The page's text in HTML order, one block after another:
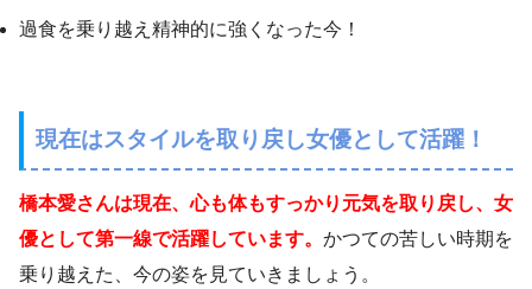
過食を乗り越え精神的に強くなった今！
現在はスタイルを取り戻し女優として活躍！
橋本愛さんは現在、心も体もすっかり元気を取り戻し、女
優として第一線で活躍しています。 かつての苦しい時期を
乗り越えた、今の姿を見ていきましょう。